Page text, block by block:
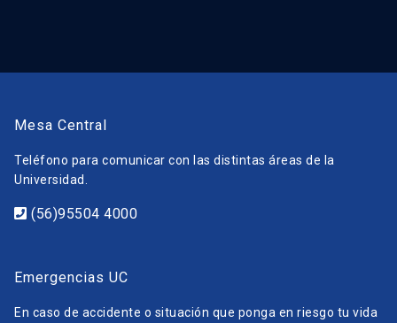
Mesa Central
Teléfono para comunicar con las distintas áreas de la
Universidad.
(56)95504 4000
Emergencias UC
En caso de accidente o situación que ponga en riesgo tu vida